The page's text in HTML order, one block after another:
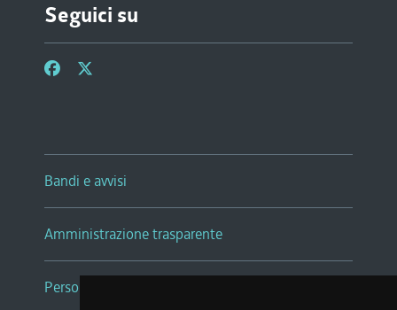
Seguici su
Bandi e avvisi
Amministrazione trasparente
Persone e Uffici